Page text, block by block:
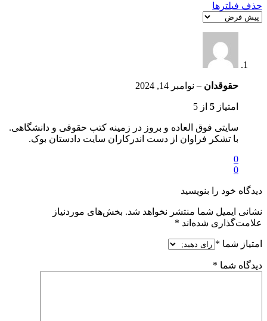
حذف فیلترها
حقوقدان – نوامبر 14, 2024
امتیاز 5 از 5
سایتی فوق العاده و بروز در زمینه کتب حقوقی و دانشگاهی.
با تشکر فراوان از دست اندرکاران سایت دادستان بوک.
0
0
دیدگاه خود را بنویسید
نشانی ایمیل شما منتشر نخواهد شد. بخش‌های موردنیاز
علامت‌گذاری شده‌اند *
امتیاز شما *
دیدگاه شما *